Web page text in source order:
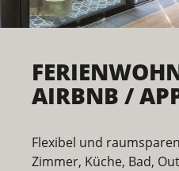
AIRBNB /
Flexibel und
Zimmer, Küche, Bad,